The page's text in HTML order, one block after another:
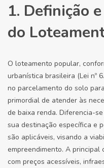
1. Definição
do
O loteamento popular,
urbanística brasileira (Lei nº
no parcelamento do solo
primordial de atender às
de baixa renda. Diferencia-
sua destinação específica e
são aplicáveis, visando a
empreendimento. A
com preços acessíveis,